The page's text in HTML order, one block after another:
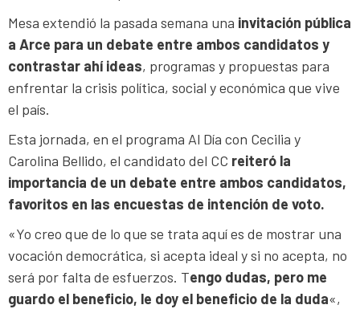
Mesa extendió la pasada semana una invitación pública
a Arce para un debate entre ambos candidatos y
contrastar ahí ideas, programas y propuestas para
enfrentar la crisis política, social y económica que vive
el país.
Esta jornada, en el programa Al Día con Cecilia y
Carolina Bellido, el candidato del CC reiteró la
importancia de un debate entre ambos candidatos,
favoritos en las encuestas de intención de voto.
«Yo creo que de lo que se trata aquí es de mostrar una
vocación democrática, si acepta ideal y si no acepta, no
será por falta de esfuerzos. Tengo dudas, pero me
guardo el beneficio, le doy el beneficio de la duda«,